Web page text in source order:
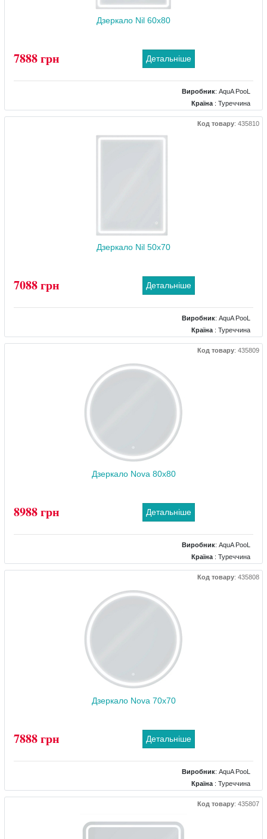
Дзеркало Nil 60x80
7888 грн Детальніше
Виробник: AquA PooL
Країна : Туреччина
Розміри: 600x800
: підігрів, підсвічування, регулятор яскравості
підсвічування, сенсор торкання
Код товару: 435810
Дзеркало Nil 50x70
7088 грн Детальніше
Виробник: AquA PooL
Країна : Туреччина
Розміри: 500x700
: підігрів, підсвічування, регулятор яскравості
Код товару: 435809
Дзеркало Nova 80x80
8988 грн Детальніше
Виробник: AquA PooL
Країна : Туреччина
Розміри: 800x800
: підігрів, підсвічування, регулятор яскравості
Код товару: 435808
Дзеркало Nova 70x70
7888 грн Детальніше
Виробник: AquA PooL
Країна : Туреччина
Розміри: 700x700
: підігрів, підсвічування, регулятор яскравості
Код товару: 435807